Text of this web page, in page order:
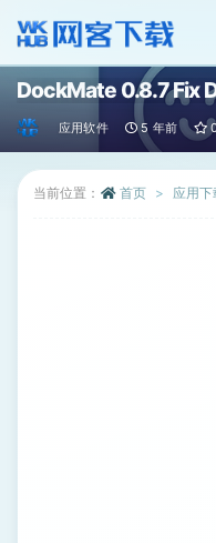
DockMate 0.8.7 Fix
应用软件 5 年前
当前位置： 首页 应用下
全部